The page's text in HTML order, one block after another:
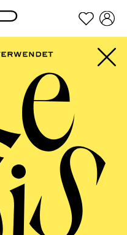
Footer springen